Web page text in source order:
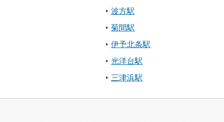
波方駅
菊間駅
伊予北条駅
光洋台駅
三津浜駅